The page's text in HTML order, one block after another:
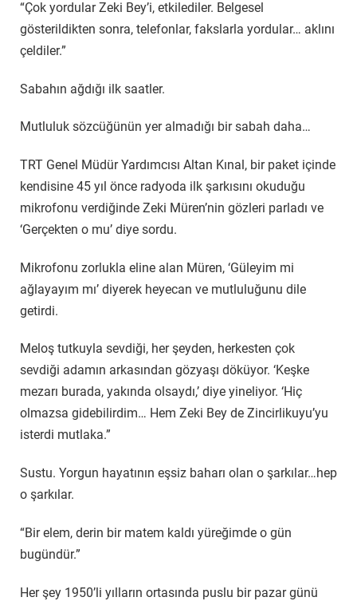
“Çok yordular Zeki Bey’i, etkilediler. Belgesel
gösterildikten sonra, telefonlar, fakslarla yordular… aklını
çeldiler.”
Sabahın ağdığı ilk saatler.
Mutluluk sözcüğünün yer almadığı bir sabah daha…
TRT Genel Müdür Yardımcısı Altan Kınal, bir paket içinde
kendisine 45 yıl önce radyoda ilk şarkısını okuduğu
mikrofonu verdiğinde Zeki Müren’nin gözleri parladı ve
‘Gerçekten o mu’ diye sordu.
Mikrofonu zorlukla eline alan Müren, ‘Güleyim mi
ağlayayım mı’ diyerek heyecan ve mutluluğunu dile
getirdi.
Meloş tutkuyla sevdiği, her şeyden, herkesten çok
sevdiği adamın arkasından gözyaşı döküyor. ‘Keşke
mezarı burada, yakında olsaydı,’ diye yineliyor. ‘Hiç
olmazsa gidebilirdim… Hem Zeki Bey de Zincirlikuyu’yu
isterdi mutlaka.”
Sustu. Yorgun hayatının eşsiz baharı olan o şarkılar…hep
o şarkılar.
“Bir elem, derin bir matem kaldı yüreğimde o gün
bugündür.”
Her şey 1950’li yılların ortasında puslu bir pazar günü